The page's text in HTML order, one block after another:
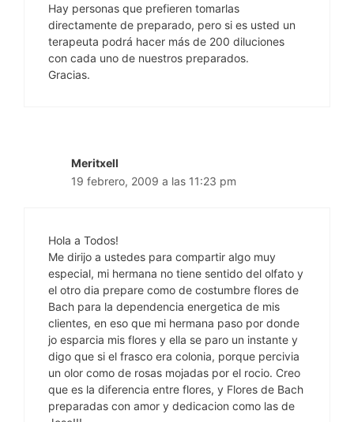
Hay personas que prefieren tomarlas
directamente de preparado, pero si es usted un
terapeuta podrá hacer más de 200 diluciones
con cada uno de nuestros preparados.
Gracias.
Meritxell
19 febrero, 2009 a las 11:23 pm
Hola a Todos!
Me dirijo a ustedes para compartir algo muy
especial, mi hermana no tiene sentido del olfato y
el otro dia prepare como de costumbre flores de
Bach para la dependencia energetica de mis
clientes, en eso que mi hermana paso por donde
jo esparcia mis flores y ella se paro un instante y
digo que si el frasco era colonia, porque percivia
un olor como de rosas mojadas por el rocio. Creo
que es la diferencia entre flores, y Flores de Bach
preparadas con amor y dedicacion como las de